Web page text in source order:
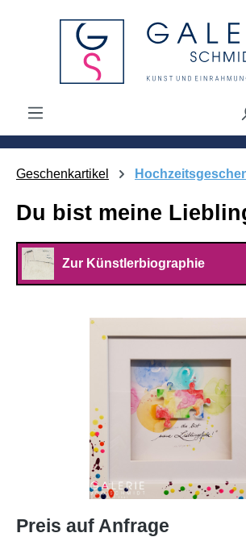
springen
Geschenkartikel
Du bist meine
Zur Künstlerbiographie
Bildergalerie überspringen
Preis auf Anfrage